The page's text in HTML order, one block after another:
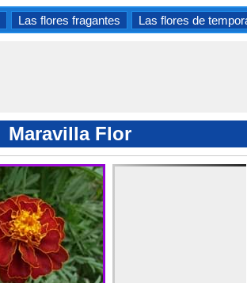
Las flores fragantes Las flores de
Maravilla Flor